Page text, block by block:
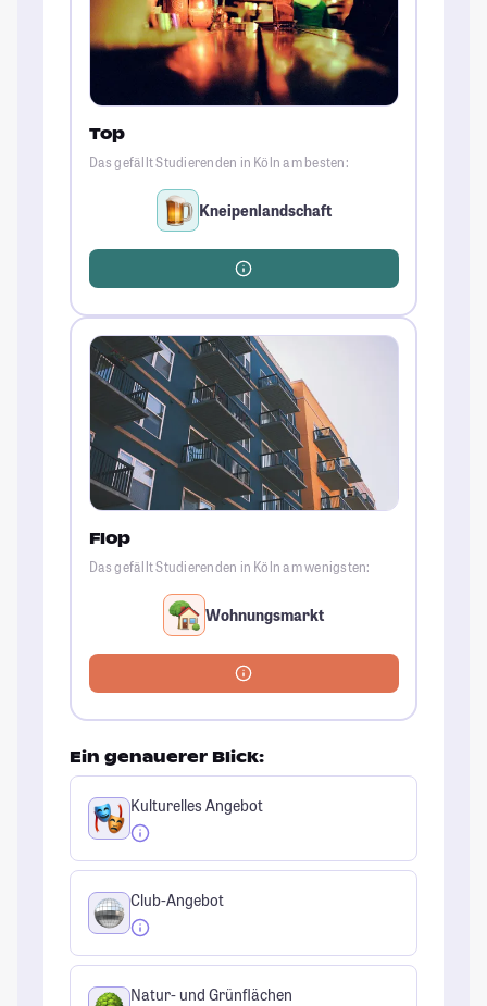
Top
Das gefällt Studierenden in Köln am besten:
Kneipenlandschaft
Flop
Das gefällt Studierenden in Köln am wenigsten:
Wohnungsmarkt
Ein genauerer Blick:
Kulturelles Angebot
Club-Angebot
Natur- und Grünflächen